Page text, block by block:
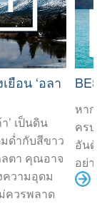
ยือน ‘อลา
’ เป็นดิน
ด่ำกับสีขาว
ตา คุณอาจ
ความอุดม
ควรพลาด
หา
คร
อัน
อย่